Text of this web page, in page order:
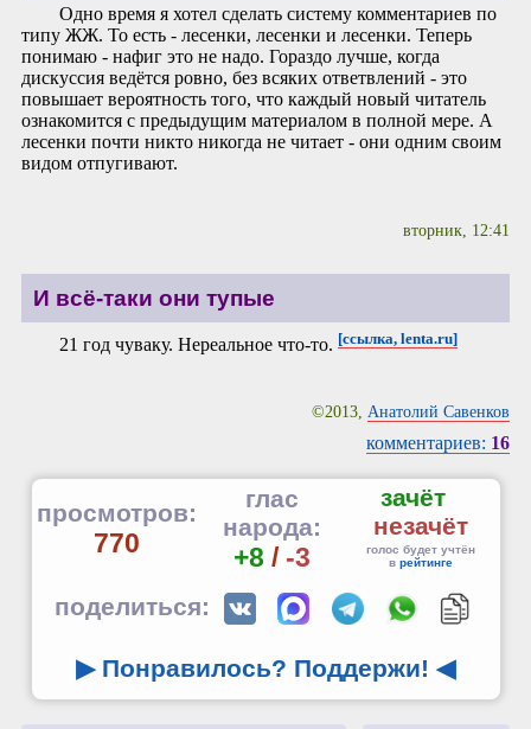
Одно время я хотел сделать систему комментариев по
типу ЖЖ. То есть - лесенки, лесенки и лесенки. Теперь
понимаю - нафиг это не надо. Гораздо лучше, когда
дискуссия ведётся ровно, без всяких ответвлений - это
повышает вероятность того, что каждый новый читатель
ознакомится с предыдущим материалом в полной мере. А
лесенки почти никто никогда не читает - они одним своим
видом отпугивают.
вторник, 12:41
И всё-таки они тупые
21 год чуваку. Нереальное что-то. [ссылка, lenta.ru]
©2013, Анатолий Савенков
комментариев: 16
просмотров:
770
глас
народа:
+8 / -3
зачёт
незачёт
голос будет учтён
в рейтинге
поделиться:
▶ Понравилось? Поддержи! ◀